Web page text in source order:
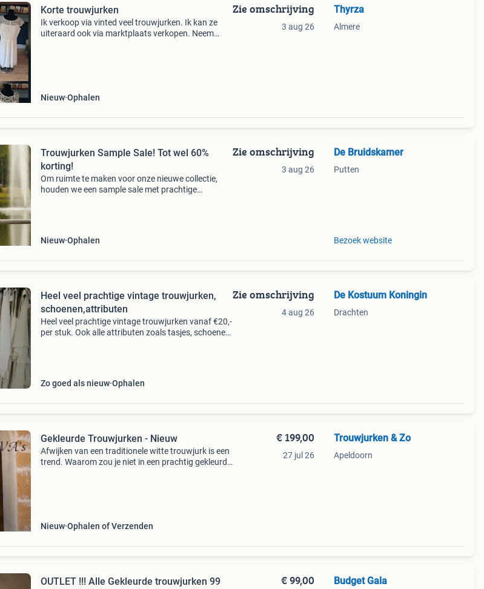
Korte trouwjurken
Ik verkoop via vinted veel trouwjurken. Ik kan ze
uiteraard ook via marktplaats verkopen. Neem
Nieuw Ophalen
Zie omschrijving
3 aug 26
Thyrza
Almere
Trouwjurken Sample Sale! Tot wel 60%
korting!
Om ruimte te maken voor onze nieuwe collectie,
houden we een sample sale met prachtige
Nieuw Ophalen
Zie omschrijving
3 aug 26
De Bruidskamer
Putten
Bezoek website
Heel veel prachtige vintage trouwjurken,
schoenen,attributen
Heel veel prachtige vintage trouwjurken vanaf €20,-
per stuk. Ook alle attributen zoals tasjes, schoenen,
Zo goed als nieuw Ophalen
Zie omschrijving
4 aug 26
De Kostuum Koningin
Drachten
Gekleurde Trouwjurken - Nieuw
Afwijken van een traditionele witte trouwjurk is een
trend. Waarom zou je niet in een prachtig gekleurde
Nieuw Ophalen of Verzenden
€ 199,00
27 jul 26
Trouwjurken & Zo
Apeldoorn
OUTLET !!! Alle Gekleurde trouwjurken 99 € 99,00 Budget Gala